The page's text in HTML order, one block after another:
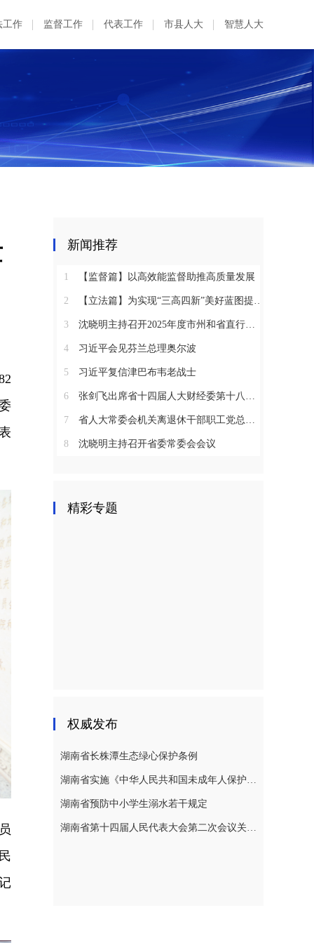
工作 监督工作 代表工作 市县人大 智慧人大
新闻推荐
1 【监督篇】以高效能监督助推高质量发展
2 【立法篇】为实现“三高四新”美好蓝图提供坚实法治保障
3 沈晓明主持召开2025年度市州和省直行业系统党（工）委书记抓基层党建工作述职评议会议
4 习近平会见芬兰总理奥尔波
5 习近平复信津巴布韦老战士
6 张剑飞出席省十四届人大财经委第十八次全体会议
7 省人大常委会机关离退休干部职工党总支召开2025年度总结表彰大会
8 沈晓明主持召开省委常委会会议
精彩专题
权威发布
湖南省长株潭生态绿心保护条例
湖南省实施《中华人民共和国未成年人保护法》若干规定
湖南省预防中小学生溺水若干规定
湖南省第十四届人民代表大会第二次会议关于湖南省人民代表大会常务委员会工作报告的决议